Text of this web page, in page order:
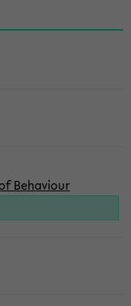
Behaviour